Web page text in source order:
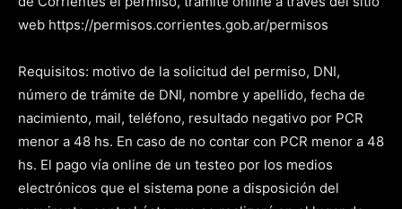
web https://permisos.corrientes.gob.ar/permisos
Requisitos: motivo de la solicitud del permiso, DNI,
número de trámite de DNI, nombre y apellido, fecha de
nacimiento, mail, teléfono, resultado negativo por PCR
menor a 48 hs. En caso de no contar con PCR menor a 48
hs. El pago vía online de un testeo por los medios
electrónicos que el sistema pone a disposición del